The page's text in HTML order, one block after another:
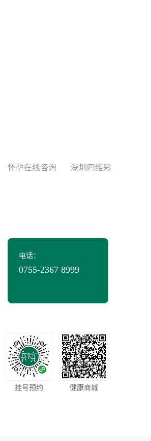
怀孕在线咨询 深圳四维彩
电话：
0755-2367 8999
挂号预约 健康商城